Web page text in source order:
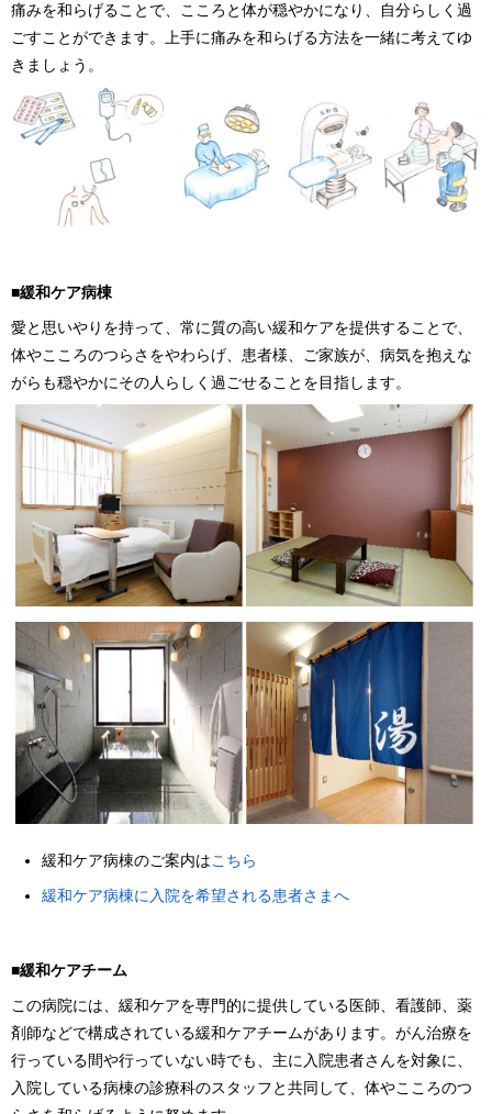
痛みを和らげることで、こころと体が穏やかになり、自分らしく過
ごすことができます。上手に痛みを和らげる方法を一緒に考えてゆ
きましょう。
■緩和ケア病棟
愛と思いやりを持って、常に質の高い緩和ケアを提供することで、
体やこころのつらさをやわらげ、患者様、ご家族が、病気を抱えな
がらも穏やかにその人らしく過ごせることを目指します。
緩和ケア病棟のご案内はこちら
緩和ケア病棟に入院を希望される患者さまへ
■緩和ケアチーム
この病院には、緩和ケアを専門的に提供している医師、看護師、薬
剤師などで構成されている緩和ケアチームがあります。がん治療を
行っている間や行っていない時でも、主に入院患者さんを対象に、
入院している病棟の診療科のスタッフと共同して、体やこころのつ